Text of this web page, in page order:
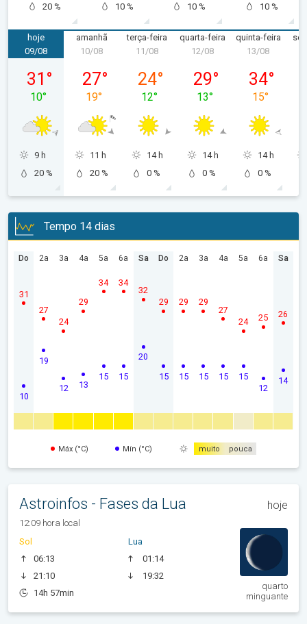
20 % 10 % 10 % 10 %
hoje
domingo, 09/08
09/08
31 °
10°
9 h
20 %
amanhã
segunda-feira, 10/08
10/08
27°
19°
11 h
20 %
terça-feira
terça-feira, 11/08
11/08
24°
12°
14 h
0 %
quarta-feira
quarta-feira, 12/08
12/08
29°
13°
14 h
0 %
quinta-feira
13/08
34°
15°
14 h
0 %
Tempo 14 dias
Do
10
31
2a
19
27
3a
12
24
4a
13
29
5a
15
34
6a
15
34
Sa
20
32
Do
15
29
2a
15
29
3a
15
29
4a
15
27
5a
15
24
6a
12
25
Sa
14
26
Máx (°C) Mín (°C) muito pouca
Astroinfos - Fases da Lua hoje
12:09 hora local
Sol
06:13
21:10
14h 57min
Lua
01:14
19:32
quarto
minguante